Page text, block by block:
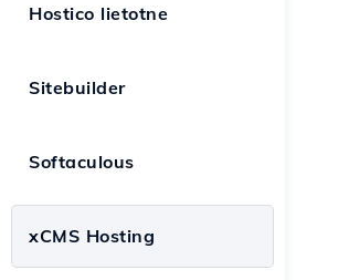
Hostico lietotne
Sitebuilder
Softaculous
xCMS Hosting